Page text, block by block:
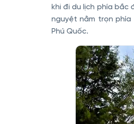
khi đi du lịch phía bắc
nguyệt nằm trọn
Phú Quốc.